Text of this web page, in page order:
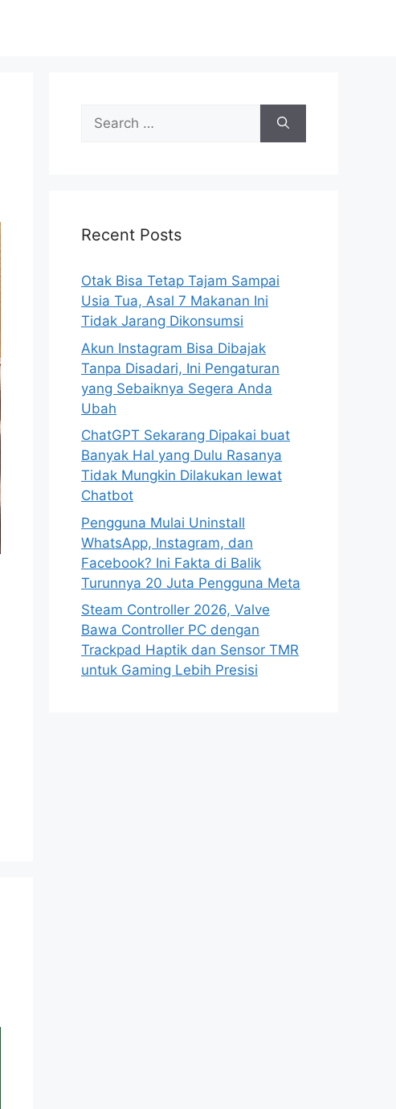
f
r
:
Recent Posts
Otak Bisa Tetap Tajam Sampai
Usia Tua, Asal 7 Makanan Ini
Tidak Jarang Dikonsumsi
Akun Instagram Bisa Dibajak
Tanpa Disadari, Ini Pengaturan
yang Sebaiknya Segera Anda
Ubah
ChatGPT Sekarang Dipakai buat
Banyak Hal yang Dulu Rasanya
Tidak Mungkin Dilakukan lewat
Chatbot
Pengguna Mulai Uninstall
WhatsApp, Instagram, dan
Facebook? Ini Fakta di Balik
Turunnya 20 Juta Pengguna Meta
Steam Controller 2026, Valve
Bawa Controller PC dengan
Trackpad Haptik dan Sensor TMR
untuk Gaming Lebih Presisi